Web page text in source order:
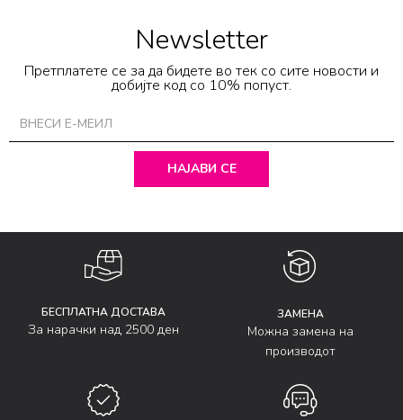
Newsletter
Претплатете се за да бидете во тек со сите новости и
добијте код со 10% попуст.
НАЈАВИ СЕ
БЕСПЛАТНА ДОСТАВА
За нарачки над 2500 ден
ЗАМЕНА
Можна замена на
производот